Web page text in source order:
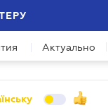
Актуально